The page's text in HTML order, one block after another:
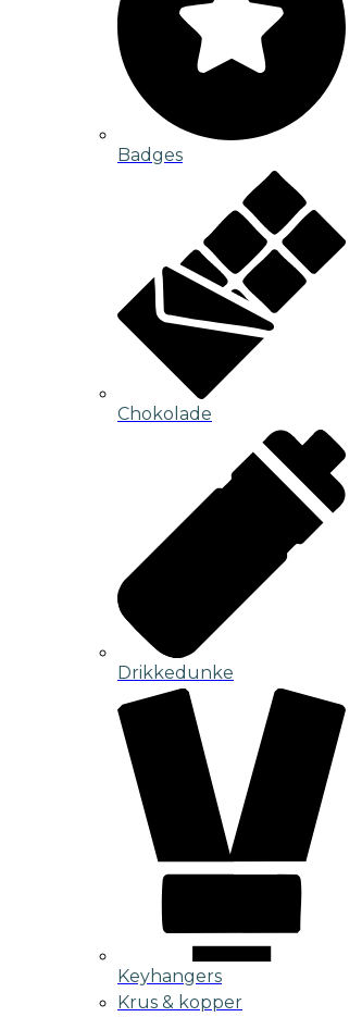
Badges
Chokolade
Drikkedunke
Keyhangers
Krus & kopper